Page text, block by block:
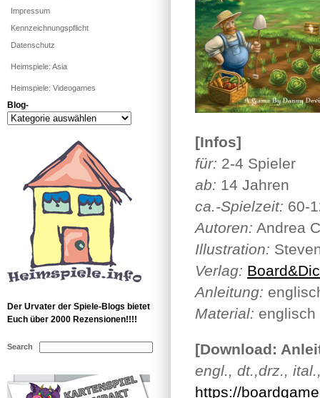
[Infos]
für: 2-4 Spieler
ab: 14 Jahren
ca.-Spielzeit: 60-
Autoren: Andrea
Illustration:
Verlag:
Anleitung:
Material: englisch
[Download:
engl., dt.,drz.,
https://
Impressum
Kennzeichnungspflicht
Datenschutz
Heimspiele: Asia
Heimspiele: Videogames
Blog-
Blog-
Der Urvater der Spiele-Blogs bietet
Euch über 2000 Rezensionen!!!!
Search